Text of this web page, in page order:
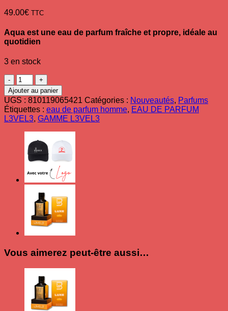
49.00€ TTC
Aqua est une eau de parfum fraîche et propre, idéale au
quotidien
3 en stock
quantité
de
Eau
de
Parfum
homme
AQUA
L3VEL3
100ml
Ajouter au panier
UGS : 810119065421 Catégories : Nouveautés, Parfums
Étiquettes : eau de parfum homme, EAU DE PARFUM
L3VEL3, GAMME L3VEL3
Vous aimerez peut-être aussi…